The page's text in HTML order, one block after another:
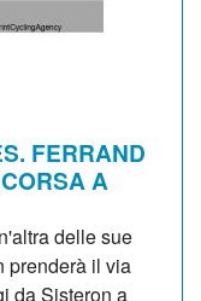
FERRAND
A
delle sue
prenderà il via
da Sisteron a